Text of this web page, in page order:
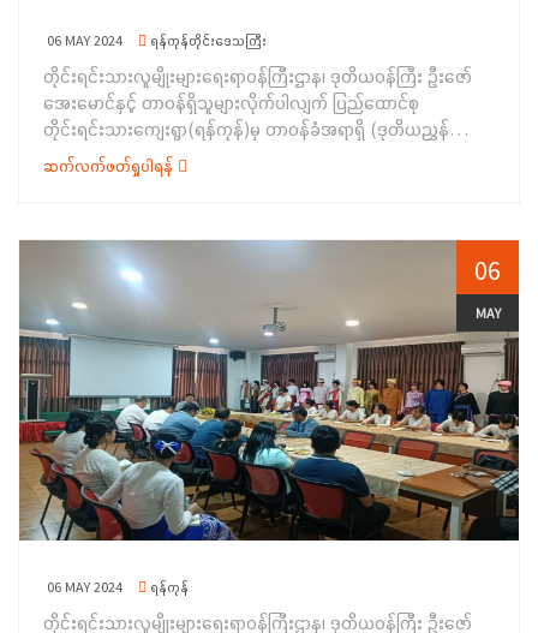
လုပ်ငန်းများကို အားသွန်ခွန်စိုက် ကြိုးစားဆောင်ရွက်ကြရန်နှင့်
ကြိုးစားဆောင်ရွက်ကြရန် လမ်းညွှန်မှာကြားခဲ့ပါသည်။ထို့နောက်
ရန်ကုန်တိုင်းဒေသကြီး တိုင်းရင်းသားစာပေနှင့် ယဉ်ကျေးမှုဦးစီးဌာန၊
ညွှန်ကြားရေးမှူးနှင့် တိုင်းရင်းသားအခွင့်အရေးများ ကာကွယ်
စောင့်ရှောက်ရေးဦးစီးဌာနမှ ညွှန်ကြားရေးမှူးများက လုပ်ငန်း
ယဉ်ကျေးမှုဦးစီးဌာန၊ ညွှန်ကြားရေးမှူးချုပ်က ရှေ့လုပ်ငန်းစဉ်များနှင့်
စပ်လျဉ်း၍ ဖြည့်စွက်ရှင်းလင်းတင်ပြခဲ့ရာ ဒုတိယဝန်ကြီးက လိုအပ်
သည်များ ညှိနှိုင်းပေါင်းစပ် ဆောင်ရွက်ပေးခဲ့ကြောင်း သတင်းရရှိ
ပါသည်။
06 MAY 2024 ရန်ကုန်တိုင်းဒေသကြီး
တိုင်းရင်းသားလူမျိုးများရေးရာဝန်ကြီးဌာန၊ ဒုတိယဝန်ကြီး ဦးဇော်
အေးမောင်နှင့် တာဝန်ရှိသူများလိုက်ပါလျက် ပြည်ထောင်စု
တိုင်းရင်းသားကျေးရွာ(ရန်ကုန်)မှ တာဝန်ခံအရာရှိ (ဒုတိယညွှန်ကြား
ရေးမှူး) ဦးစန်းလှိုင်မှ ပြည်ထောင်စုတိုင်းရင်းသားကျေးရွာ(ရန်
ကုန်)၏ ဝင်ငွေရရှိမှု အခြေအနေနှင့် ဆက်လက်ဆောင်ရွက်ရမည့်
တင်ပြခဲ့ပြီး ဒုတိယဝန်ကြီး ဦးဇော်အေးမောင်က ပြည်ထောင်စု
တိုင်းရင်းသားကျေးရွာ (ရန်ကုန်)တွင် ဝင်ငွေပိုမိုရရှိရေးအတွက်
ဝန်ထမ်းများအားလုံး ကြိုးစားဆောင်ရွက်ကြရန်နှင့် နိုင်ငံတော်သမ္မတ
ရုံး၏ တင်ဒါလုပ်ထုံးလုပ်နည်း ညွှန်ကြားချက်အမှတ် (၁/၂၀၁၇)၊
(၇/၂၀၂၀)၊ (၁/၂၀၂၂) တို့နှင့်အညီ စနစ်တကျကြပ်မတ်ဆောင်ရွက်
ရန်၊ လုပ်ငန်းများသတ်မှတ်ကာလအတွင်း ပြီးစီးအောင်ဆောင်ရွက်နိုင်
ရေး ဆွေးနွေးမှာကြားခဲ့ပါ သည်။ ဆက်လက်ပြီး ဘာဂီယာဉ်အဟောင်း
များအား Right Out လုပ်နိုင်ရန်နှင့် အချို့ယာဉ်အဟောင်းများအား
ပြန်လည်ပြင်ဆင်အသုံးပြုနိုင်ရေး ပြန်လည်တင်ပြနိုင်ရေးဆောင်ရွက်
ရန်၊ ရေလွှာလျှောစီးဆောင်ရွက်ထားရှိသည့်နေရာတွင် ဧည့်သည်တော်
များ ဝင်ရောက်ကစားနေသည့်အခြေအနေအား ကြည့်ရှုခြင်း၊ ဝင်္ကပါ
ပတ်လမ်း ဆောင်ရွက်ထားရှိမှုအခြေအနေ ကြည့်ရှုစစ်ဆေးခြင်း၊
နိုင်မည့်မြေနေရာအား ကြည့်ရှုစစ်ဆေးခြင်းနှင့် ဆိပ်ခံဗောတံတား
ဆက်လက်ဖတ်ရှုပါရန်
06
MAY
06 MAY 2024 ရန်ကုန်
တိုင်းရင်းသားလူမျိုးများရေးရာဝန်ကြီးဌာန၊ ဒုတိယဝန်ကြီး ဦးဇော်